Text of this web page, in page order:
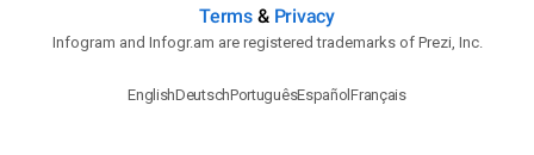
Terms& Privacy
Infogram and Infogr.am are registered trademarks of Prezi, Inc.
EnglishDeutschPortuguêsEspañolFrançais